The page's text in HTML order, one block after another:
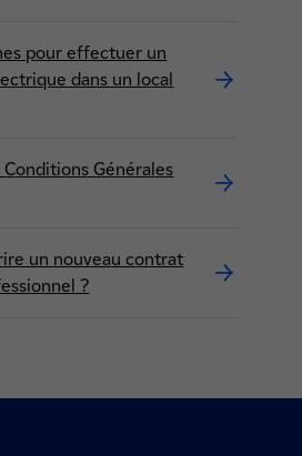
pour effectuer un
dans un local
Générales
un nouveau contrat
?